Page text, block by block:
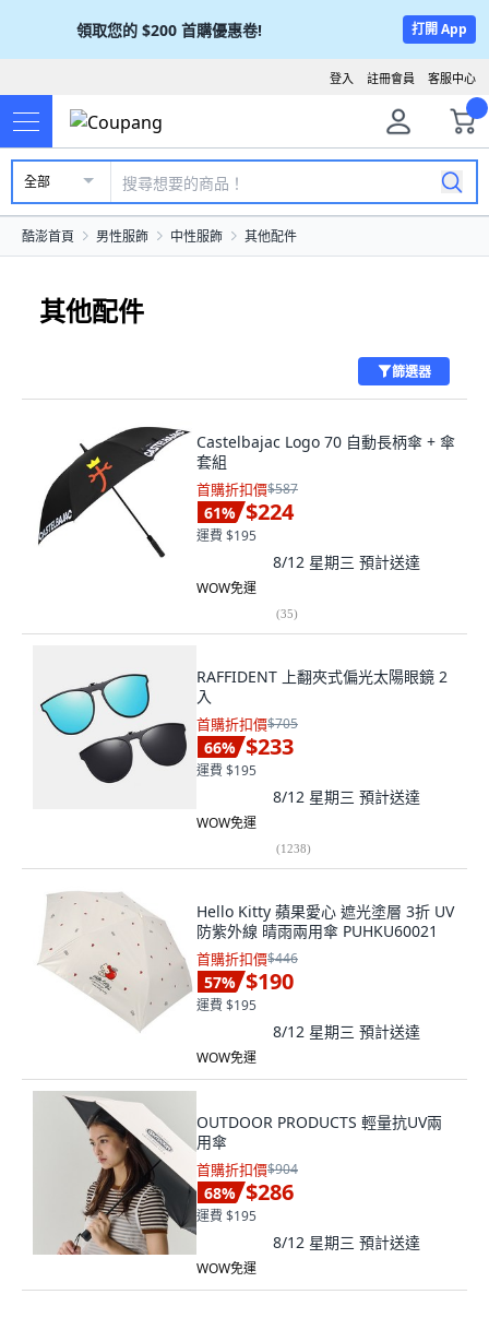
領取您的 $200 首購優惠卷! 打開 App
客服中心
註冊會員
登入
全部
酷澎首頁 男性服飾 中性服飾 其他配件
其他配件
篩選器
Castelbajac Logo 70 自動長柄傘 + 傘
套組
首購折扣價$587
61% $224
運費 $195
8/12 星期三 預計送達
WOW免運
(35)
RAFFIDENT 上翻夾式偏光太陽眼鏡 2
入
首購折扣價$705
66% $233
運費 $195
8/12 星期三 預計送達
WOW免運
(1238)
Hello Kitty 蘋果愛心 遮光塗層 3折 UV
防紫外線 晴雨兩用傘 PUHKU60021
首購折扣價$446
57% $190
運費 $195
8/12 星期三 預計送達
WOW免運
OUTDOOR PRODUCTS 輕量抗UV兩
用傘
首購折扣價$904
68% $286
運費 $195
8/12 星期三 預計送達
WOW免運